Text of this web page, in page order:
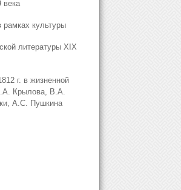
века
рамках культуры
литературы XIX
г. в жизненной
Крылова, В.А.
А.С. Пушкина